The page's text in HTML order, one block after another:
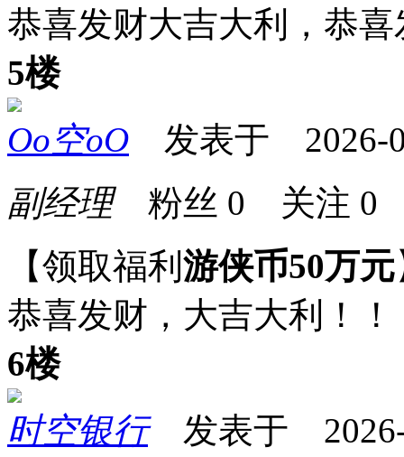
恭喜发财大吉大利，恭喜
5楼
Oo空oO 发表于 2026-
副经理粉丝 0 关注 0
【领取福利 游侠币50万元
恭喜发财，大吉大利！！
6楼
时空银行发表于 2026-